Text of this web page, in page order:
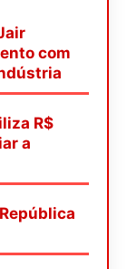
com
R$
a